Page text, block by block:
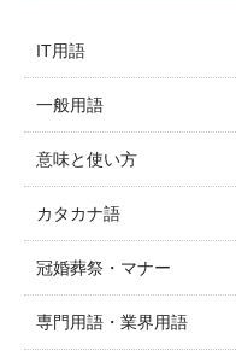
IT用語
一般用語
意味と使い方
カタカナ語
冠婚葬祭・マナー
専門用語・業界用語